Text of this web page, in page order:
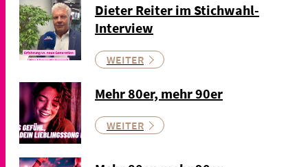
Dieter Reiter im Stichwahl-
Interview
WEITER
Mehr 80er, mehr 90er
WEITER